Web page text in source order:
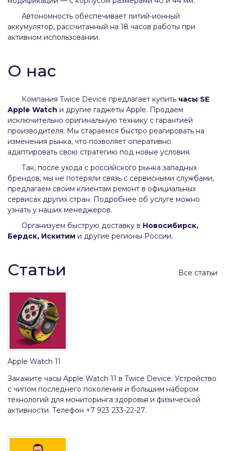
Автономность обеспечивает литий-ионный
аккумулятор, рассчитанный на 18 часов работы при
активном использовании.
О нас
Компания Twice Device предлагает купить часы SE
Apple Watch и другие гаджеты Apple. Продаем
исключительно оригинальную технику с гарантией
производителя. Мы стараемся быстро реагировать на
изменения рынка, что позволяет оперативно
адаптировать свою стратегию под новые условия.
Так, после ухода с российского рынка западных
брендов, мы не потеряли связь с сервисными службами,
предлагаем своим клиентам ремонт в официальных
сервисах других стран. Подробнее об услуге можно
узнать у наших менеджеров.
Организуем быструю доставку в Новосибирск,
Бердск, Искитим и другие регионы России.
Статьи Все статьи
Apple Watch 11
Закажите часы Apple Watch 11 в Twice Device. Устройство
с чипом последнего поколения и большим набором
технологий для мониторинга здоровья и физической
активности. Телефон +7 923 233-22-27.